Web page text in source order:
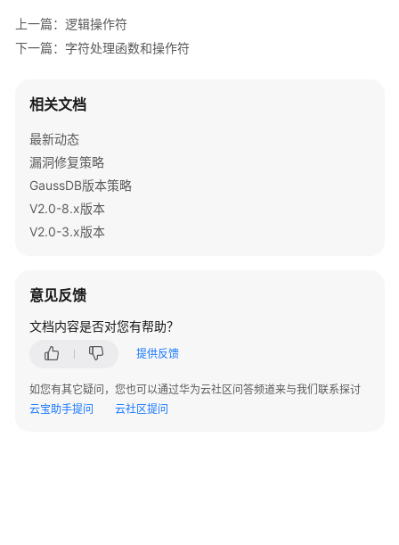
式
_V2.0-
开
发
南
（集
中
式
发
指
（分
布
上一篇：逻辑操作符
下一篇：字符处理函数和操作符
相关文档
最新动态
漏洞修复策略
GaussDB版本策略
V2.0-8.x版本
V2.0-3.x版本
意见反馈
文档内容是否对您有帮助？
提供反馈
如您有其它疑问，您也可以通过华为云社区问答频道来与我们联系探讨
云宝助手提问
云社区提问